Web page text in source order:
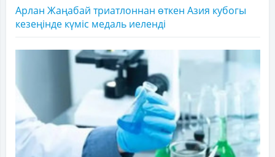
Арлан Жаңабай триатлоннан өткен Азия кубогы
кезеңінде күміс медаль иеленді